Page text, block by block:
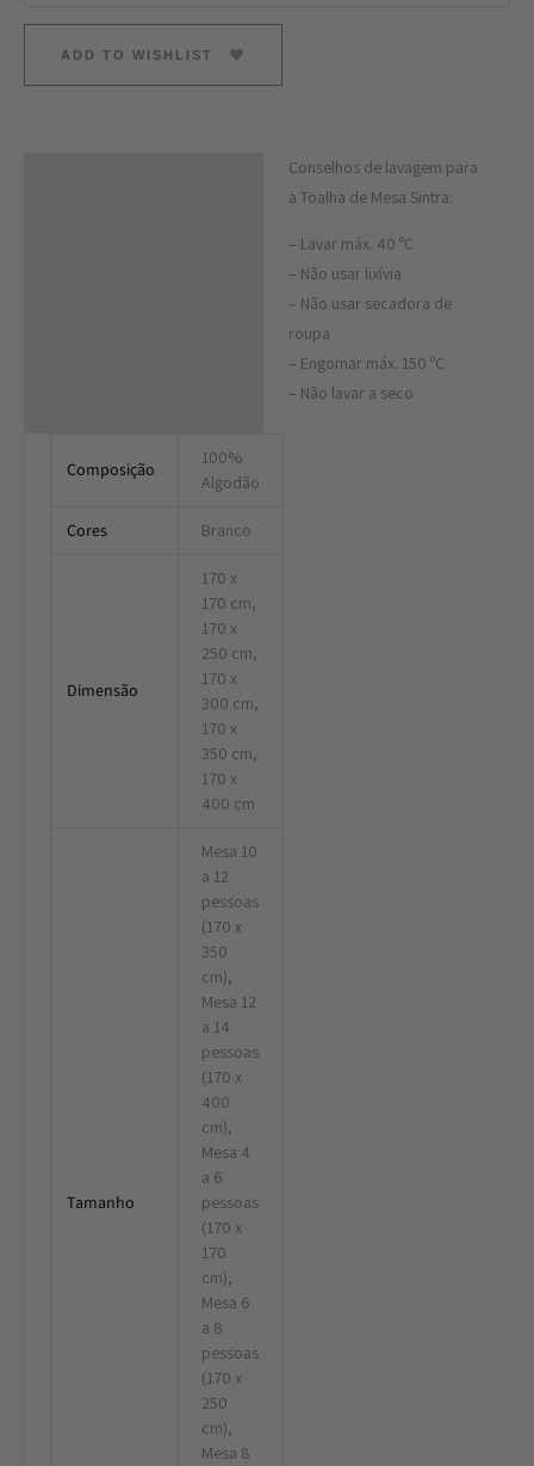
ADD TO WISHLIST
Conselhos de lavagem para
a Toalha de Mesa Sintra:
– Lavar máx. 40 ºC
– Não usar lixívia
– Não usar secadora de
roupa
– Engomar máx. 150 ºC
– Não lavar a seco
Composição
100%
Algodão
Cores Branco
Dimensão
170 x
170 cm,
170 x
250 cm,
170 x
300 cm,
170 x
350 cm,
170 x
400 cm
Tamanho
Mesa 10
a 12
pessoas
(170 x
350
cm),
Mesa 12
a 14
pessoas
(170 x
400
cm),
Mesa 4
a 6
pessoas
(170 x
170
cm),
Mesa 6
a 8
pessoas
(170 x
250
cm),
Mesa 8